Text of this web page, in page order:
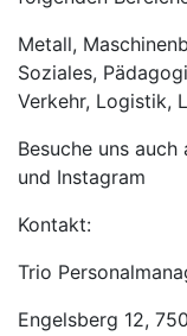
Metall,
Soziales,
Verkehr, Logistik,
Besuche uns
und Instagram
Kontakt:
Trio
Engelsberg 12,